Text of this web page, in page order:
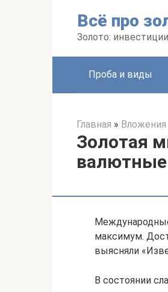
Всё про
Золото:
Проба и виды
Главная » Вложения
Золотая
максимум.
выясняли
В состоянии